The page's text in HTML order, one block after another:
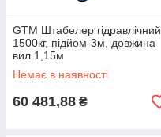
GTM Штабелер гідравлічний
1500кг, підйом-3м, довжина
вил 1,15м
Немає в наявності
60 481,88 ₴